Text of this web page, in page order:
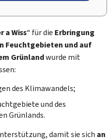
a Wiss“ für die Erbringung
Feuchtgebieten und auf
Grünlandwurde mit
des Klimawandels;
und des
Grünlands.
damit sie sich an